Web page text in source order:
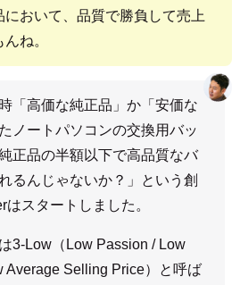
おいて、品質で勝負して売上
ね。
「高価な純正品」か「安価な
ノートパソコンの交換用バッ
正品の半額以下で高品質なバ
るんじゃないか？」という創
スタートしました。
3-Low（Low Passion / Low
Average Selling Price）と呼ば